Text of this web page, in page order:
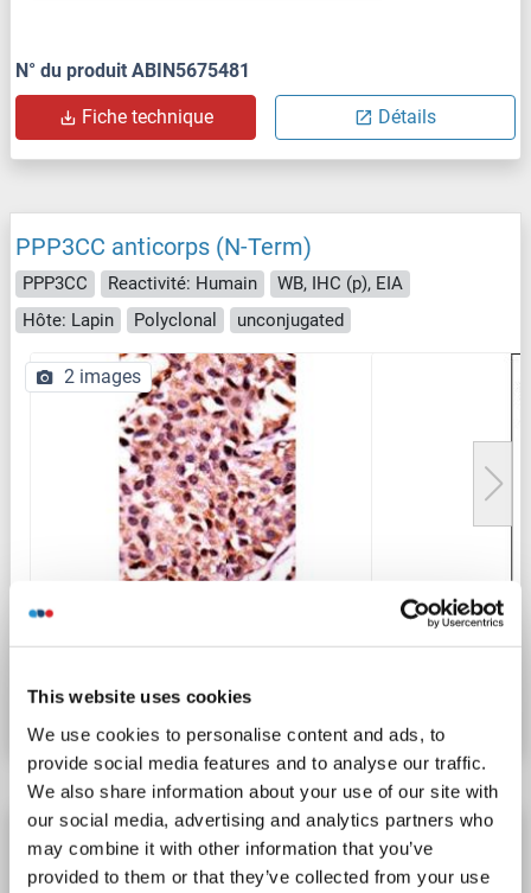
This website uses cookies
We use cookies to personalise content and ads, to
provide social media features and to analyse our traffic.
We also share information about your use of our site with
our social media, advertising and analytics partners who
may combine it with other information that you’ve
provided to them or that they’ve collected from your use
N° du produit ABIN5675481
Fiche technique Détails
PPP3CC anticorps (N-Term)
PPP3CC Reactivité: Humain
WB, IHC (p), EIA
Hôte: Lapin
Polyclonal unconjugated
2 images
Fiche technique
PPP3CC anticorps (C-Term)
PPP3CC Reactivité: Humain
WB, IHC (p), EIA